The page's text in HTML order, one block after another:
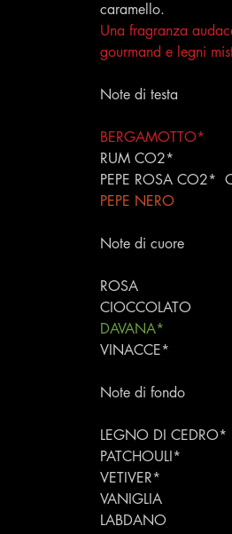
caramello.
Una fragranza
gourmand e legni
Note di testa
BERGAMOTTO*
RUM CO2*
PEPE ROSA CO2*
PEPE NERO
Note di cuore
ROSA
CIOCCOLATO
DAVANA*
VINACCE*
Note di fondo
LEGNO DI CEDRO*
PATCHOULI*
VETIVER*
VANIGLIA
LABDANO